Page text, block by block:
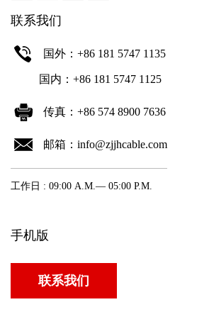
联系我们
国外：+86 181 5747 1135
国内：+86 181 5747 1125
传真：+86 574 8900 7636
邮箱：info@zjjhcable.com
工作日 : 09:00 A.M.— 05:00 P.M.
手机版
联系我们